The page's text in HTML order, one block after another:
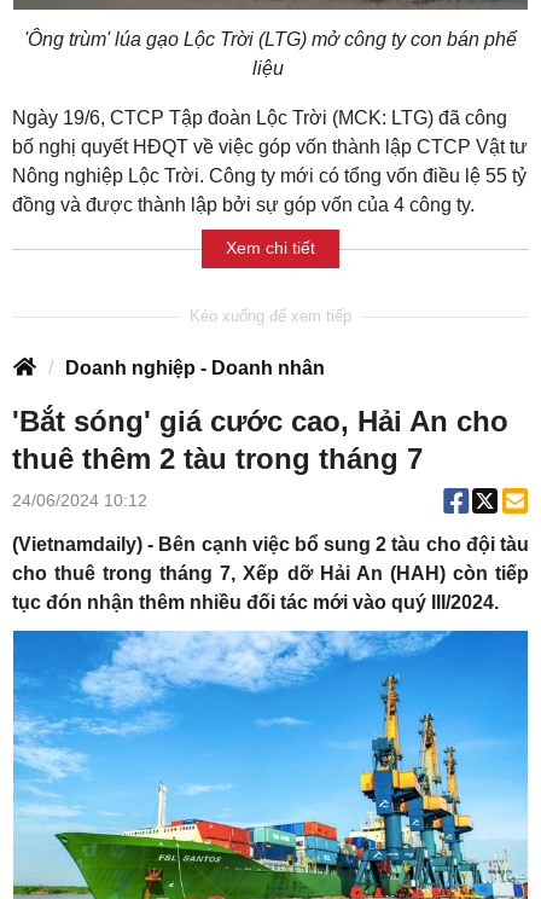
'Ông trùm' lúa gạo Lộc Trời (LTG) mở công ty con bán phế
liệu
Ngày 19/6, CTCP Tập đoàn Lộc Trời (MCK: LTG) đã công
bố nghị quyết HĐQT về việc góp vốn thành lập CTCP Vật tư
Nông nghiệp Lộc Trời. Công ty mới có tổng vốn điều lệ 55 tỷ
đồng và được thành lập bởi sự góp vốn của 4 công ty.
Xem chi tiết
Doanh nghiệp - Doanh nhân
'Bắt sóng' giá cước cao, Hải An cho
thuê thêm 2 tàu trong tháng 7
24/06/2024 10:12
(Vietnamdaily) - Bên cạnh việc bổ sung 2 tàu cho đội tàu
cho thuê trong tháng 7, Xếp dỡ Hải An (HAH) còn tiếp
tục đón nhận thêm nhiều đối tác mới vào quý III/2024.